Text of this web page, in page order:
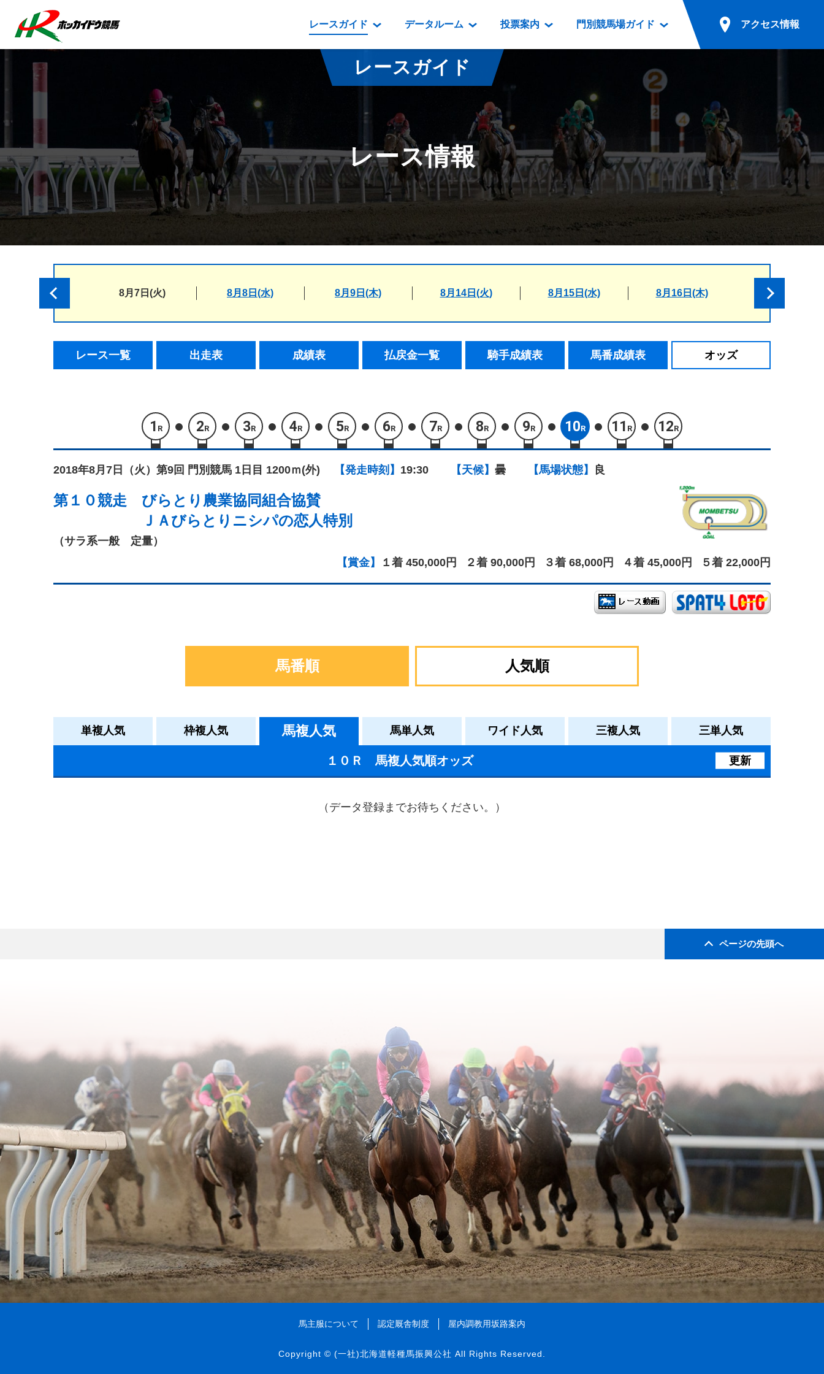
レースガイド
レース情報
払戻金一覧
騎手成績表
馬番成績表
オッズ
番組・級別表ダウンロード
開催カレンダー
重賞競走体系図
スタリオンシリーズ競走
道内の発売情報(PDF)
データルーム
データルーム
騎手・調教師紹介
坂路調教映像
遠征馬情報
番組編成要領
映像コンテンツ
重賞競走VTR
重賞競走参考VTR
レースダイジェスト
新馬ダイジェスト
投票案内
電話・インターネット投票
場外発売所
実況・テレホンサービス
発売・払戻
門別競馬場ガイド
門別競馬場情報
門別競馬場グルメ
とねっこジンギスカン
いずみ食堂
ルンビニフードカフェ
勝馬屋
アクセス情報
無料送迎バスでのご来場
公共の交通機関でのご来場
レースガイド
レース情報
8月7日(火) 8月8日(水) 8月9日(木) 8月14日(火) 8月15日(水) 8月16日(木)
レース一覧 出走表 成績表 払戻金一覧 騎手成績表 馬番成績表 オッズ
1 R 2R 3R 4R 5R 6R 7R 8R 9R 10R 11 R 12R
2018年8月7日（火） 第9回 門別競馬 1日目 1200ｍ(外) 【発走時刻】 19:30 【天候】 曇 【馬場状態】 良
第１０競走 びらとり農業協同組合協賛
ＪＡびらとりニシパの恋人特別
（サラ系一般 定量）
【賞金】
１着 450,000円 ２着 90,000円 ３着 68,000円 ４着 45,000円 ５着 22,000円
馬番順 人気順
単複人気 枠複人気 馬複人気 馬単人気 ワイド人気 三複人気 三単人気
１０Ｒ 馬複人気順オッズ 更新
（データ登録までお待ちください。）
ページの先頭へ
馬主服について 認定厩舎制度 屋内調教用坂路案内
Copyright © (一社)北海道軽種馬振興公社 All Rights Reserved.